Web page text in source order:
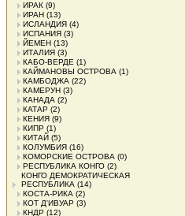
ИРАК (9)
ИРАН (13)
ИСЛАНДИЯ (4)
ИСПАНИЯ (3)
ЙЕМЕН (13)
ИТАЛИЯ (3)
КАБО-ВЕРДЕ (1)
КАЙМАНОВЫ ОСТРОВА (1)
КАМБОДЖА (22)
КАМЕРУН (3)
КАНАДА (2)
КАТАР (2)
КЕНИЯ (9)
КИПР (1)
КИТАЙ (5)
КОЛУМБИЯ (16)
КОМОРСКИЕ ОСТРОВА (0)
РЕСПУБЛИКА КОНГО (2)
КОНГО ДЕМОКРАТИЧЕСКАЯ
РЕСПУБЛИКА (14)
КОСТА-РИКА (2)
КОТ Д'ИВУАР (3)
КНДР (12)